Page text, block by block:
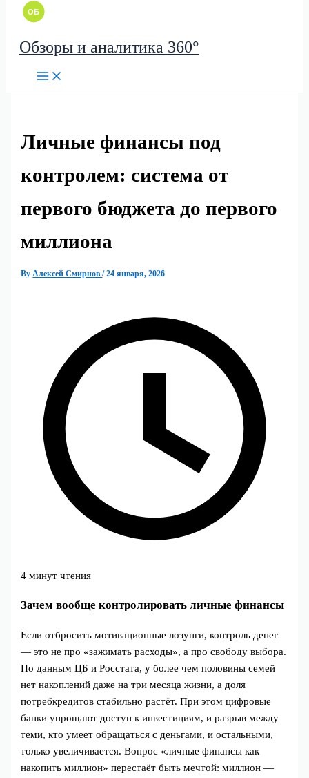
Обзоры и аналитика 360°
Личные финансы под
контролем: система от
первого бюджета до первого
миллиона
ByАлексей Смирнов/24 января, 2026
4 минут чтения
Зачем вообще контролировать личные финансы
Если отбросить мотивационные лозунги, контроль денег
— это не про «зажимать расходы», а про свободу выбора.
По данным ЦБ и Росстата, у более чем половины семей
нет накоплений даже на три месяца жизни, а доля
потребкредитов стабильно растёт. При этом цифровые
банки упрощают доступ к инвестициям, и разрыв между
теми, кто умеет обращаться с деньгами, и остальными,
только увеличивается. Вопрос «личные финансы как
накопить миллион» перестаёт быть мечтой: миллион —